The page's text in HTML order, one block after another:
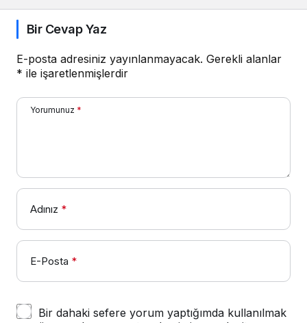
Bir Cevap Yaz
E-posta adresiniz yayınlanmayacak. Gerekli alanlar
* ile işaretlenmişlerdir
Yorumunuz *
Adınız *
E-Posta *
Bir dahaki sefere yorum yaptığımda kullanılmak